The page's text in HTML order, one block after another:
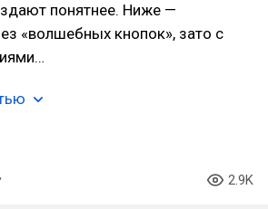
понятнее. Ниже —
«волшебных кнопок», зато с
2.9K